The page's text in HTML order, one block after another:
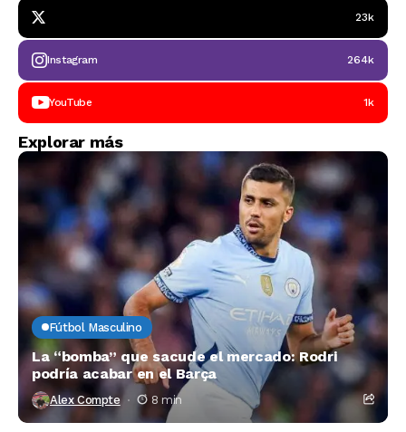
23k
Instagram 264k
YouTube 1k
Explorar más
Fútbol Masculino
La “bomba” que sacude el mercado: Rodri
podría acabar en el Barça
Alex Compte 8 min